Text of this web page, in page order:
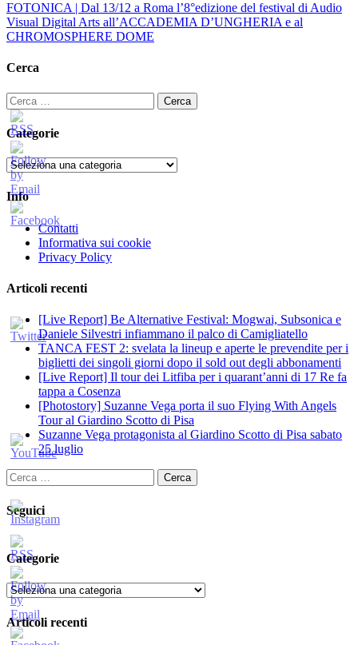
FOTONICA | Dal 13/12 a Roma l’8°edizione del festival di Audio
Visual Digital Arts all’ACCADEMIA D’UNGHERIA e al
CHROMOSPHERE DOME
Cerca
Ricerca
per:
Categorie
Categorie
Info
Contatti
Informativa sui cookie
Privacy Policy
Articoli recenti
[Live Report] Be Alternative Festival: Mogwai, Subsonica e
Daniele Silvestri infiammano il palco di Camigliatello
TANCA FEST 2: svelata la lineup e aperte le prevendite per i
biglietti dei singoli giorni dopo il sold out degli abbonamenti
[Live Report] Il tour dei Litfiba per i quarant’anni di 17 Re fa
tappa a Cosenza
[Photostory] Suzanne Vega porta il suo Flying With Angels
Tour al Giardino Scotto di Pisa
Suzanne Vega protagonista al Giardino Scotto di Pisa sabato
25 luglio
Ricerca
per:
Seguici
Categorie
Categorie
Articoli recenti